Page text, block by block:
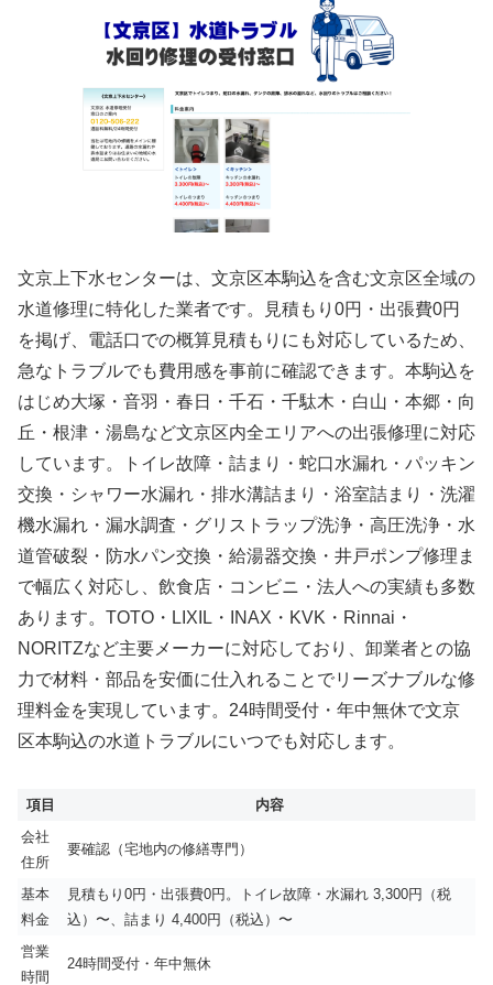
文京上下水センターは、文京区本駒込を含む文京区全域の
水道修理に特化した業者です。見積もり0円・出張費0円
を掲げ、電話口での概算見積もりにも対応しているため、
急なトラブルでも費用感を事前に確認できます。本駒込を
はじめ大塚・音羽・春日・千石・千駄木・白山・本郷・向
丘・根津・湯島など文京区内全エリアへの出張修理に対応
しています。トイレ故障・詰まり・蛇口水漏れ・パッキン
交換・シャワー水漏れ・排水溝詰まり・浴室詰まり・洗濯
機水漏れ・漏水調査・グリストラップ洗浄・高圧洗浄・水
道管破裂・防水パン交換・給湯器交換・井戸ポンプ修理ま
で幅広く対応し、飲食店・コンビニ・法人への実績も多数
あります。TOTO・LIXIL・INAX・KVK・Rinnai・
NORITZなど主要メーカーに対応しており、卸業者との協
力で材料・部品を安価に仕入れることでリーズナブルな修
理料金を実現しています。24時間受付・年中無休で文京
区本駒込の水道トラブルにいつでも対応します。
項目
内容
会社
住所
要確認（宅地内の修繕専門）
基本
料金
見積もり0円・出張費0円。トイレ故障・水漏れ 3,300円（税
込）〜、詰まり 4,400円（税込）〜
営業
時間
24時間受付・年中無休